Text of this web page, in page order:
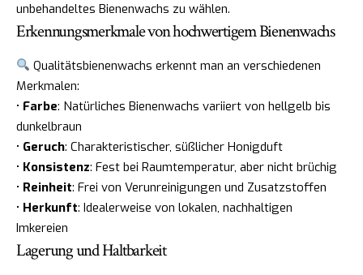
unbehandeltes Bienenwachs zu wählen.
Erkennungsmerkmale von hochwertigem Bienenwachs
Qualitätsbienenwachs erkennt man an verschiedenen
Merkmalen:
• Farbe: Natürliches Bienenwachs variiert von hellgelb bis
dunkelbraun
• Geruch: Charakteristischer, süßlicher Honigduft
• Konsistenz: Fest bei Raumtemperatur, aber nicht brüchig
• Reinheit: Frei von Verunreinigungen und Zusatzstoffen
• Herkunft: Idealerweise von lokalen, nachhaltigen
Imkereien
Lagerung und Haltbarkeit